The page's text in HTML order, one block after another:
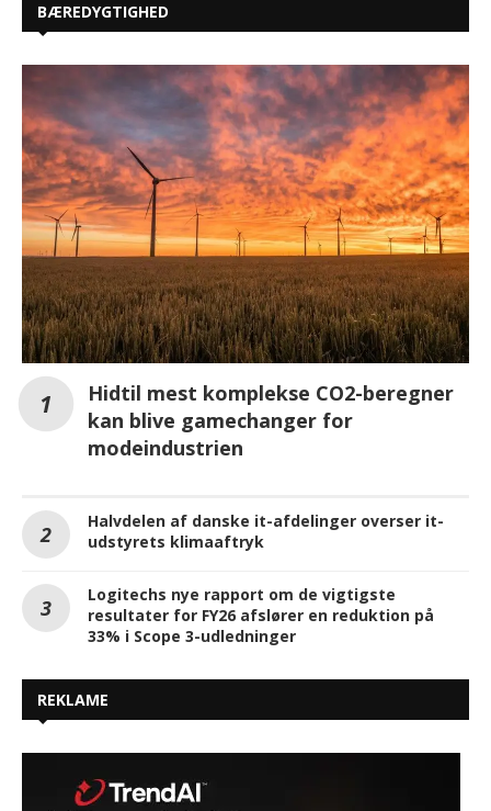
BÆREDYGTIGHED
Hidtil mest komplekse CO2-beregner
kan blive gamechanger for
modeindustrien
Halvdelen af danske it-afdelinger overser it-
udstyrets klimaaftryk
Logitechs nye rapport om de vigtigste
resultater for FY26 afslører en reduktion på
33% i Scope 3-udledninger
REKLAME